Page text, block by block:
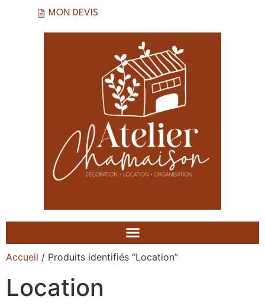
MON DEVIS
Accueil / Produits identifiés “Location”
Location